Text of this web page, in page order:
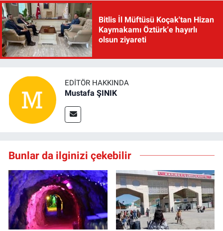
Bitlis İl Müftüsü Koçak'tan Hizan
Kaymakamı Öztürk'e hayırlı
olsun ziyareti
EDITÖR HAKKINDA
Mustafa ŞINIK
Bunlar da ilginizi çekebilir